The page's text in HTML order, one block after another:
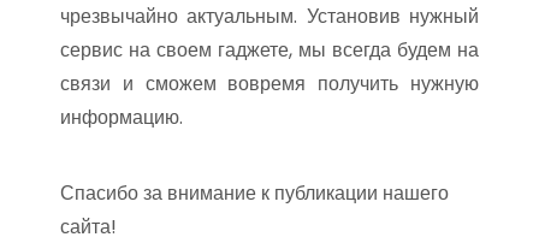
чрезвычайно актуальным. Установив нужный
сервис на своем гаджете, мы всегда будем на
связи и сможем вовремя получить нужную
информацию.
Спасибо за внимание к публикации нашего
сайта!